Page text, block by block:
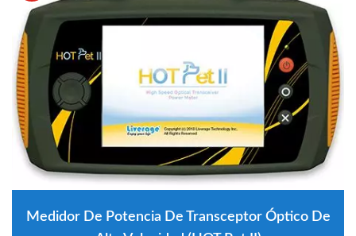
Medidor De Potencia De Transceptor Óptico De